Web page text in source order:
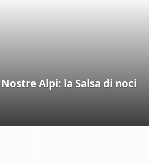
Alpi: la Salsa di noci